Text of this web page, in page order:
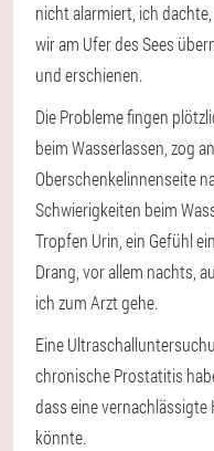
nicht alarmiert, ich
wir am Ufer des Sees
und erschienen.
Die Probleme fingen
beim Wasserlassen, zog
Oberschenkelinnenseite
Schwierigkeiten beim
Tropfen Urin, ein Gefühl
Drang, vor allem nachts,
ich zum Arzt gehe.
Eine
chronische Prostatitis
dass eine
könnte.